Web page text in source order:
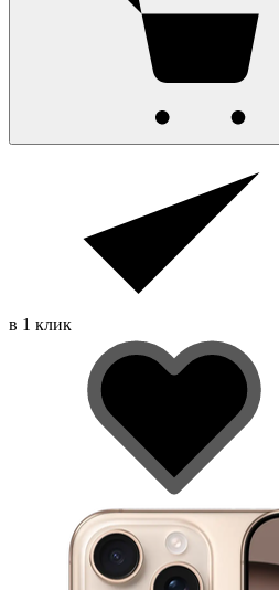
в 1 клик